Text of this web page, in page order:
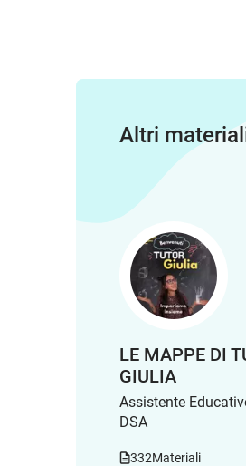
Altri
LE MAPPE DI
GIULIA
Assistente
DSA
332Materiali